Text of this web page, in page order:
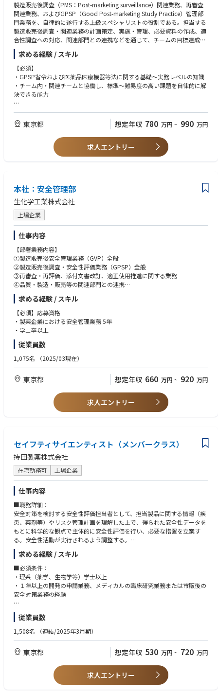
製造販売後調査（PMS：Post-marketing surveillance）関連業務、再審査
関連業務、およびGPSP（Good Post-marketing Study Practice）管理部
門業務を、自律的に遂行する上級スペシャリストの役割である。担当する
製造販売後調査・関連業務の計画策定、実施・管理、必要資料の作成、適
合性調査への対応、関連部門との連携などを通じて、チームの目標達成と
業務品質の向上に直接貢献する。
求める経験 / スキル
【必須】
・GPSP省令および医薬品医療機器等法に関する基礎～実務レベルの知識
・チーム内・関連チームと協働し、標準～難易度の高い課題を自律的に解
決できる能力
【望ましい】
■リーダーシップとステークホルダーマネジメント
・CROおよび外部ベンダーの監督経験（パフォーマンス管理および問題管
・部門横断的なステークホルダーと効果的に連携し、影響力を行使できる
■臨床開発の専門知識
・医薬品開発プロセスに関する深い理解
・J/ICH-GCPおよび適用される規制要件に関する確かな知識
・以下の項目を含む、臨床業務の実務経験：
✓ 臨床試験モニタリング
✓ CRO／ベンダー管理
✓ タイムライン、予算、リスク、および治験の管理業務遂行能力
・医療用語および臨床研究の実践に関する知識
■技術力およびコミュニケーション能力
・複雑な臨床・科学文書を解釈する能力
・高度な科学・技術文書作成能力およびプレゼンテーション能力
・Microsoft Officeアプリケーション（Excel, Word, PowerPoint）の熟練
した使用能力
【望ましい】
・製造販売後調査の実務経験
・再審査申請・適合性調査の対応経験
・英語でのビジネスコミュニケーション能力（TOEIC：600点以上)
【学歴】
大学理系学部卒業
薬学部又は医療系学部出身（望ましい）
医学・薬学等医療系大学院修士課程以上修了者（望ましい）
【免許と認定資格】
東京都 想定年収 780 万円 ~ 990 万円
求人エントリー
本社：安全管理部
生化学工業株式会社
上場企業
仕事内容
【部署業務内容】
①製造販売後安全管理業務（GVP）全般
②製造販売後調査・安全性評価業務（GPSP）全般
③再審査・再評価、添付文書改訂、適正使用推進に関する業務
④品質・製造・販売等の関連部門との連携
⑤法令・社内規程対応および教育
【応募者の業務内容と比重】
市販後安全性情報の収集・評価・措置立案 55％
規制当局への報告、申請、照会対応 15％
関連部門・提携先との調整、交渉、情報連携 15％
自己点検、教育訓練、SOP整備、監査対応 5％
製品に関する市販後安全性情報の収集・評価を行い、必要な措置を立案す
国内外の規制当局への報告、照会対応、関連資料の作成を担当する。
提携先・代理人・関連部署と連携し、英文での調整・交渉を行う。
【本求人の魅力】
安全管理業務の中でも、情報収集・評価、当局対応、関連文書整備、関係
部門との調整まで幅広く担当できるため、業務全体を俯瞰しながら実務経
験を積むことができます。 また、製薬企業における安全管理業務の一連の
流れを体系的に経験できることに加え、関係部門の調整だけでなく海外販
社、国内販社との調整も経験を積むことができるため、キャリア形成の観
点でも成長機会の大きい環境です。 少人数体制のため、主体的に考え、改
善提案まで行える方に特に適した職務です。
求める経験 / スキル
【必須】応募資格
・製薬企業における安全管理業務 5年
・学士卒以上
従業員数
1,075名 （2025/03現在）
東京都 想定年収 660 万円 ~ 920 万円
求人エントリー
セイフティサイエンティスト（メンバークラス）
持田製薬株式会社
在宅勤務可 上場企業
仕事内容
■職務詳細：
安全対策を検討する安全性評価担当者として、担当製品に関する情報（疾
患、薬剤等）やリスク管理計画を理解した上で、得られた安全性データを
もとに科学的な観点で主体的に安全性評価を行い、必要な措置を立案す
る。安全性活動が実行されるよう調整する。
主な業務：
①市販後安全性の課題を抽出し、課題解決のためのリスク対応を予測し、
リスク管理計画を策定する。
②安全性評価に関わる様々な情報を分析し、科学的な観点での評価を行
う。
③社内関係者および国内外の提携会社からの情報収集・意見交換を行うと
る。
④必要な安全性監視活動、リスク最小化策等の安全性活動について、実行
されるようリードする管理職を補佐する。
求める経験 / スキル
■必須条件：
・理系（薬学、生物学等）学士以上
・１年以上の開発の申請業務、メディカルの臨床研究業務または市販後の
安全対策業務の経験
■歓迎条件：
・当局からの照会事項（承認申請時の安全性、RMP関連等）対応の経験を
有する。
・疫学の知識（データベース調査を含めた市販後調査計画の策定の経験
等）を有する。
従業員数
1,508名 （連結/2025年3月期）
東京都 想定年収 530 万円 ~ 720 万円
求人エントリー